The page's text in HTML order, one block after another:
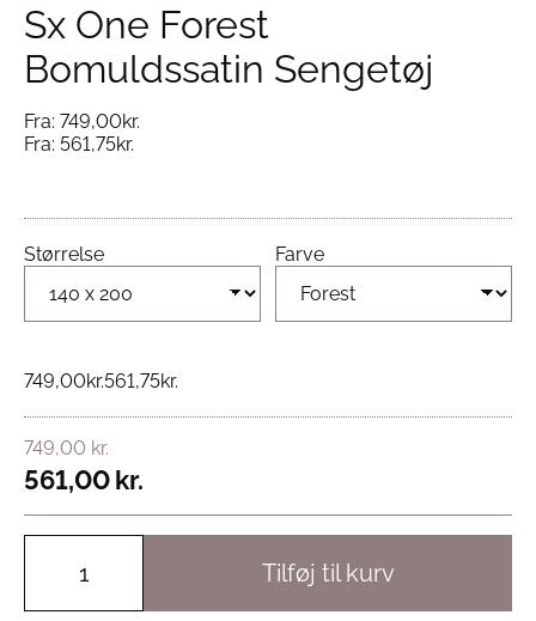
Sx One Forest
Bomuldssatin Sengetøj
Fra: 749,00kr.
Fra: 561,75kr.
Størrelse Farve
749,00kr.561,75kr.
749,00 kr.
561,00kr.
Tilføj til kurv